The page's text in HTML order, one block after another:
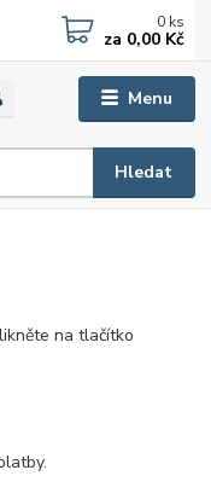
Menu
Hledat
0 ks
za 0,00 Kč
na tlačítko